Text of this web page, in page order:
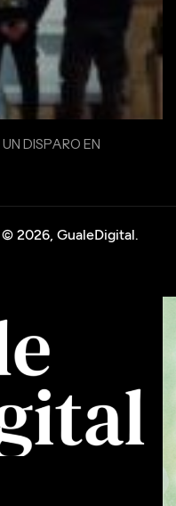
UN DISPARO EN
© 2026, GualeDigital.